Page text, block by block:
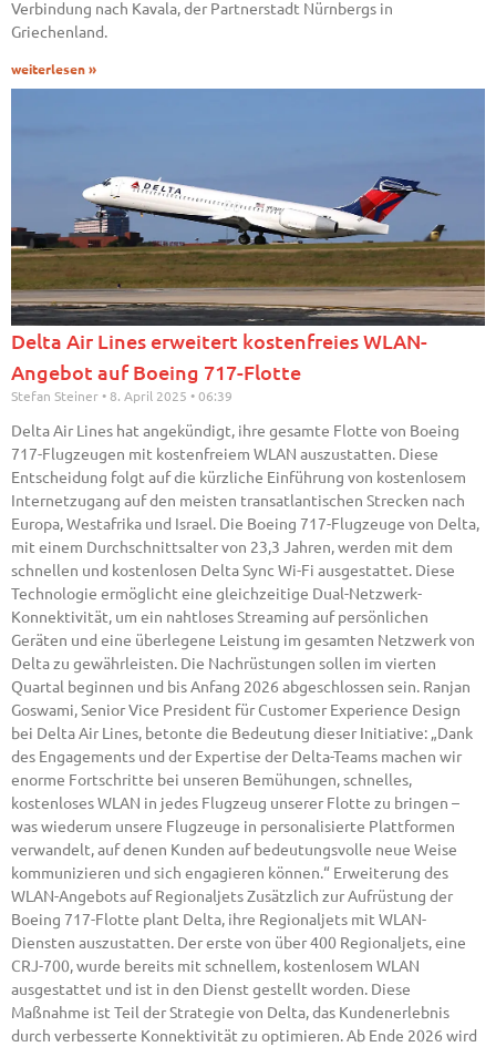
Verbindung nach Kavala, der Partnerstadt Nürnbergs in
Griechenland.
weiterlesen »
Delta Air Lines erweitert kostenfreies WLAN-
Angebot auf Boeing 717-Flotte
Stefan Steiner 8. April 2025 06:39
Delta Air Lines hat angekündigt, ihre gesamte Flotte von Boeing
717-Flugzeugen mit kostenfreiem WLAN auszustatten. Diese
Entscheidung folgt auf die kürzliche Einführung von kostenlosem
Internetzugang auf den meisten transatlantischen Strecken nach
Europa, Westafrika und Israel. Die Boeing 717-Flugzeuge von Delta,
mit einem Durchschnittsalter von 23,3 Jahren, werden mit dem
schnellen und kostenlosen Delta Sync Wi-Fi ausgestattet. Diese
Technologie ermöglicht eine gleichzeitige Dual-Netzwerk-
Konnektivität, um ein nahtloses Streaming auf persönlichen
Geräten und eine überlegene Leistung im gesamten Netzwerk von
Delta zu gewährleisten. Die Nachrüstungen sollen im vierten
Quartal beginnen und bis Anfang 2026 abgeschlossen sein. Ranjan
Goswami, Senior Vice President für Customer Experience Design
bei Delta Air Lines, betonte die Bedeutung dieser Initiative: „Dank
des Engagements und der Expertise der Delta-Teams machen wir
enorme Fortschritte bei unseren Bemühungen, schnelles,
kostenloses WLAN in jedes Flugzeug unserer Flotte zu bringen –
was wiederum unsere Flugzeuge in personalisierte Plattformen
verwandelt, auf denen Kunden auf bedeutungsvolle neue Weise
kommunizieren und sich engagieren können.“ Erweiterung des
WLAN-Angebots auf Regionaljets Zusätzlich zur Aufrüstung der
Boeing 717-Flotte plant Delta, ihre Regionaljets mit WLAN-
Diensten auszustatten. Der erste von über 400 Regionaljets, eine
CRJ-700, wurde bereits mit schnellem, kostenlosem WLAN
ausgestattet und ist in den Dienst gestellt worden. Diese
Maßnahme ist Teil der Strategie von Delta, das Kundenerlebnis
durch verbesserte Konnektivität zu optimieren. Ab Ende 2026 wird